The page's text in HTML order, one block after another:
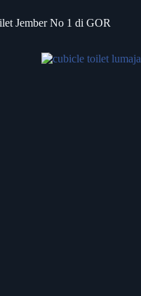
Jember No 1 di GOR